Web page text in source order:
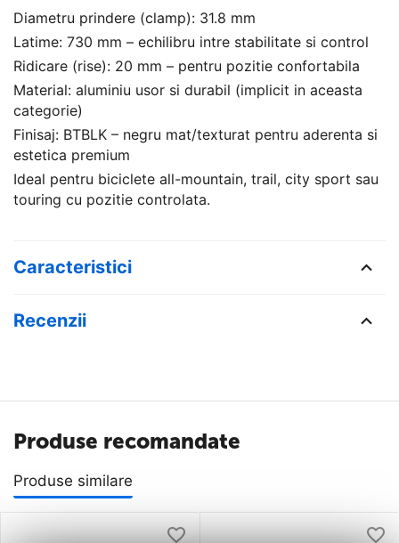
Diametru prindere (clamp): 31.8 mm
Latime: 730 mm – echilibru intre stabilitate si control
Ridicare (rise): 20 mm – pentru pozitie confortabila
Material: aluminiu usor si durabil (implicit in aceasta
categorie)
Finisaj: BTBLK – negru mat/texturat pentru aderenta si
estetica premium
Ideal pentru biciclete all-mountain, trail, city sport sau
touring cu pozitie controlata.
Caracteristici
Recenzii
Produse recomandate
Produse similare